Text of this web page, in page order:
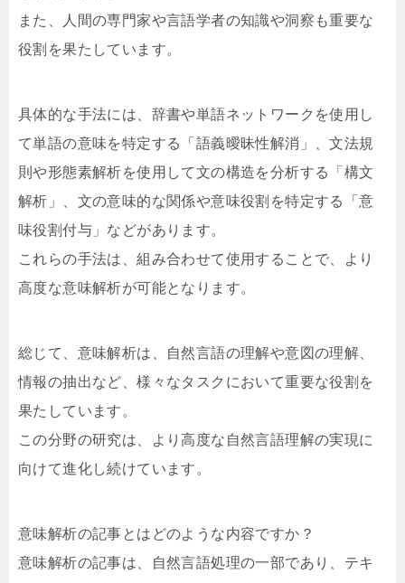
また、人間の専門家や言語学者の知識や洞察も重要な
役割を果たしています。
具体的な手法には、辞書や単語ネットワークを使用し
て単語の意味を特定する「語義曖昧性解消」、文法規
則や形態素解析を使用して文の構造を分析する「構文
解析」、文の意味的な関係や意味役割を特定する「意
味役割付与」などがあります。
これらの手法は、組み合わせて使用することで、より
高度な意味解析が可能となります。
総じて、意味解析は、自然言語の理解や意図の理解、
情報の抽出など、様々なタスクにおいて重要な役割を
果たしています。
この分野の研究は、より高度な自然言語理解の実現に
向けて進化し続けています。
意味解析の記事とはどのような内容ですか？
意味解析の記事は、自然言語処理の一部であり、テキ